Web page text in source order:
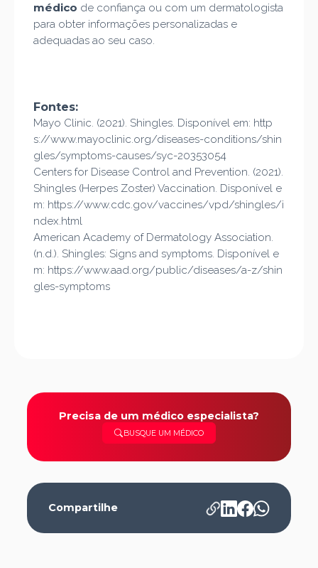
médico de confiança ou com um dermatologista
para obter informações personalizadas e
adequadas ao seu caso.
Fontes:
Mayo Clinic. (2021). Shingles. Disponível em: http
s://www.mayoclinic.org/diseases-conditions/shin
gles/symptoms-causes/syc-20353054
Centers for Disease Control and Prevention. (2021).
Shingles (Herpes Zoster) Vaccination. Disponível e
m: https://www.cdc.gov/vaccines/vpd/shingles/i
ndex.html
American Academy of Dermatology Association.
(n.d.). Shingles: Signs and symptoms. Disponível e
m: https://www.aad.org/public/diseases/a-z/shin
gles-symptoms
Precisa de um médico especialista?
BUSQUE UM MÉDICO
Compartilhe